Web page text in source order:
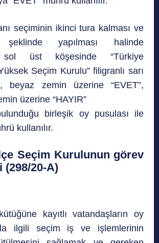
seçiminin ikinci tura kalması ve
şeklinde yapılması halinde
sol üst köşesinde “Türkiye
Seçim Kurulu” filigranlı sarı
beyaz zemin üzerine “EVET”,
üzerine “HAYIR”
birleşik oy pusulası ile
kullanılır.
Seçim Kurulunun görev
20-A)
kayıtlı vatandaşların oy
ilgili seçim iş ve işlemlerinin